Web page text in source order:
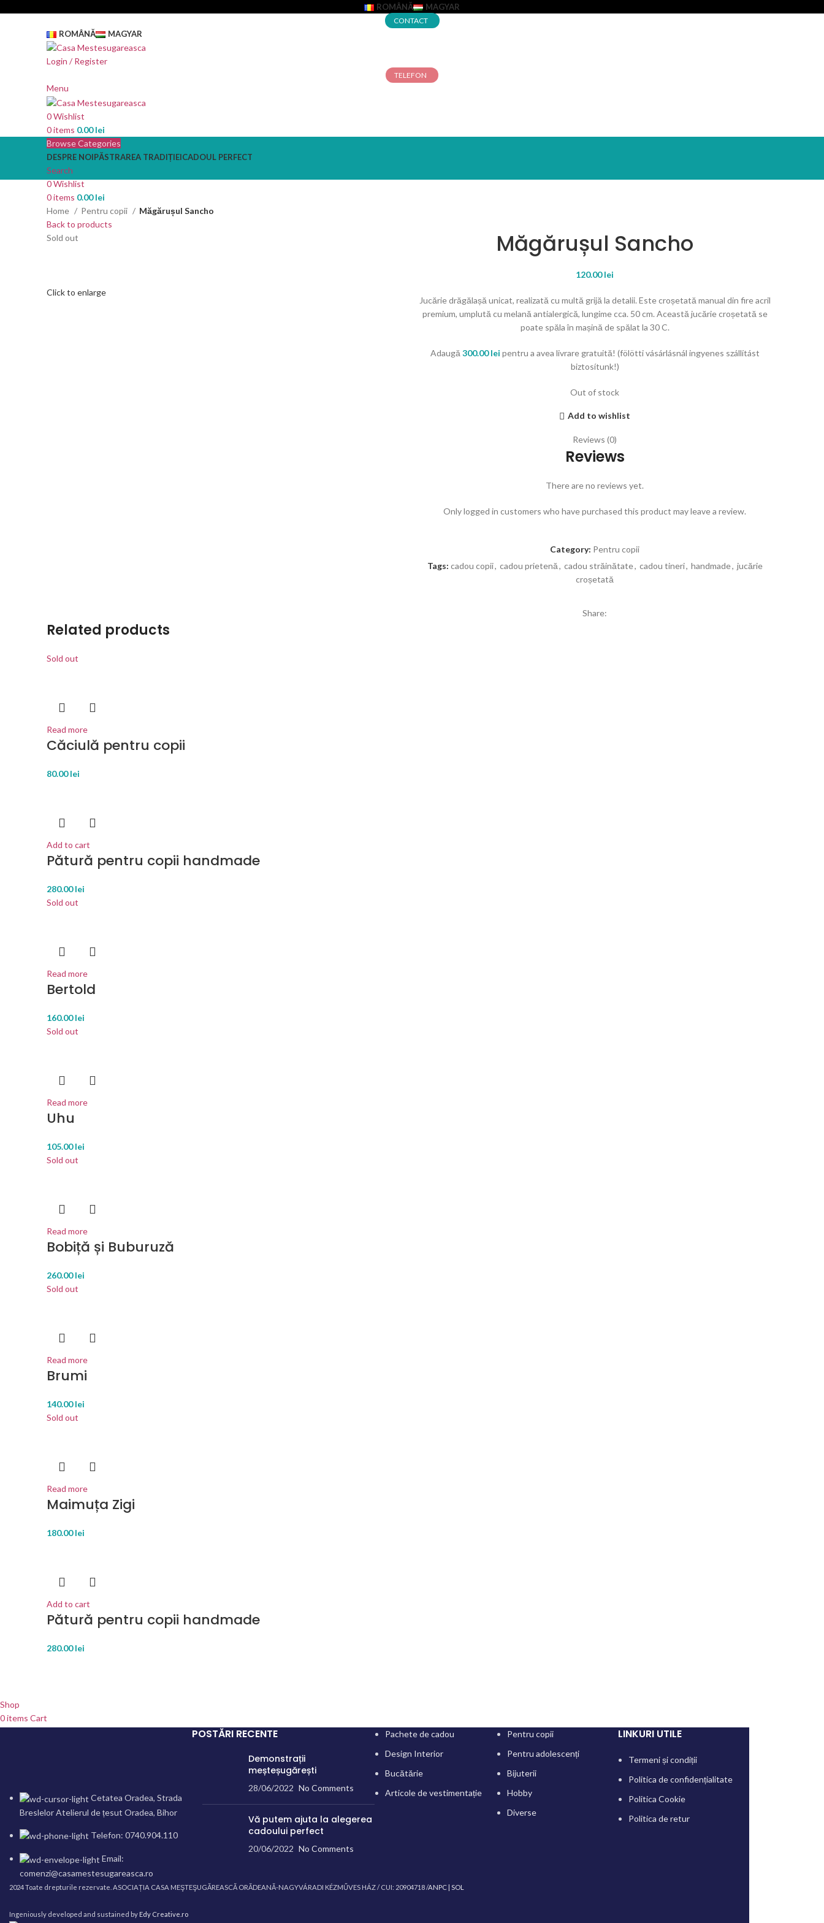
ROMÂNĂ MAGYAR
CONTACT
ROMÂNĂ MAGYAR
Login / Register
TELEFON
Menu
0Wishlist
0items 0.00lei
Browse Categories
DESPRE NOIPĂSTRAREA TRADIȚIEICADOUL PERFECT
Search
0Wishlist
0items 0.00lei
Home
Pentru copii
Măgărușul Sancho
Back to products
Sold out
Click to enlarge
Măgărușul Sancho
120.00lei
Jucărie drăgălașă unicat, realizată cu multă grijă la detalii. Este croșetată manual din fire acril
premium, umplută cu melană antialergică, lungime cca. 50 cm. Această jucărie croșetată se
poate spăla în mașină de spălat la 30 C.
Adaugă 300.00lei pentru a avea livrare gratuită! (fölötti vásárlásnál ingyenes szállítást
biztosítunk!)
Out of stock
Add to wishlist
Reviews (0)
Reviews
There are no reviews yet.
Only logged in customers who have purchased this product may leave a review.
Category: Pentru copii
Tags: cadou copii, cadou prietenă, cadou străinătate, cadou tineri, handmade, jucărie
croșetată
Share:
Related products
Sold out
Read more
Căciulă pentru copii
80.00lei
Add to cart
Pătură pentru copii handmade
280.00lei
Sold out
Read more
Bertold
160.00lei
Sold out
Read more
Uhu
105.00lei
Sold out
Read more
Bobiță și Buburuză
260.00lei
Sold out
Read more
Brumi
140.00lei
Sold out
Read more
Maimuța Zigi
180.00lei
Add to cart
Pătură pentru copii handmade
280.00lei
Cetatea Oradea, Strada
Breslelor Atelierul de țesut Oradea, Bihor
Telefon: 0740.904.110
Email:
comenzi@casamestesugareasca.ro
POSTĂRI RECENTE
Demonstrații
meșteșugărești
28/06/2022 No Comments
Vă putem ajuta la alegerea
cadoului perfect
20/06/2022 No Comments
Pachete de cadou
Design Interior
Bucătărie
Articole de vestimentație
Pentru copii
Pentru adolescenți
Bijuterii
Hobby
Diverse
LINKURI UTILE
Termeni și condiții
Politica de confidențialitate
Politica Cookie
Politica de retur
2024 Toate drepturile rezervate. ASOCIAȚIA CASA MEŞTEŞUGĂREASCĂ ORĂDEANĂ-NAGYVÁRADI KÉZMŰVES HÁZ / CUI: 20904718 /ANPC | SOL
Ingeniously developed and sustained by Edy Creative.ro
Shop
0items Cart